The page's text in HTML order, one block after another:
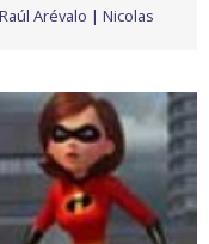
Raúl Arévalo
Nicolas